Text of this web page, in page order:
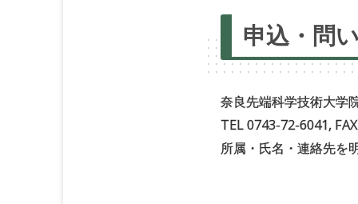
申込・ 問
奈良先端科学技術大
TEL 0743-72-6041,
所属・氏名・連絡先を